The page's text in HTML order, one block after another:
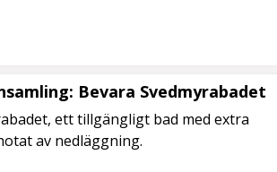
Bevara Svedmyrabadet
ett tillgängligt bad med extra
av nedläggning.